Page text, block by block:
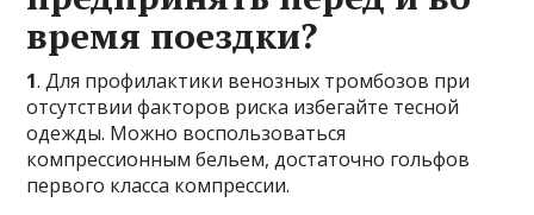
время поездки?
1. Для профилактики венозных тромбозов при
отсутствии факторов риска избегайте тесной
одежды. Можно воспользоваться
компрессионным бельем, достаточно гольфов
первого класса компрессии.